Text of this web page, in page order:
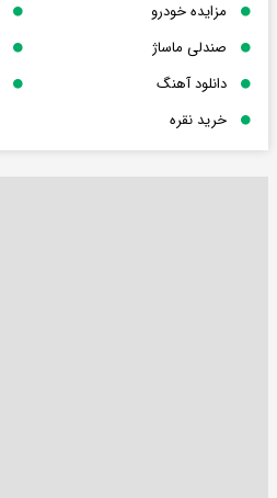
مزایده خودرو
صندلی ماساژ
دانلود آهنگ
خرید نقره